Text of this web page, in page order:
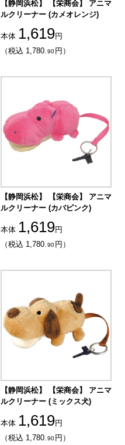
【静岡浜松】 【栄商会】 アニマ
ルクリーナー (カメオレンジ)
本体 1,619円
（税込 1,780.90 円）
【静岡浜松】 【栄商会】 アニマ
ルクリーナー (カバピンク)
本体 1,619円
（税込 1,780.90 円）
【静岡浜松】 【栄商会】 アニマ
ルクリーナー (ミックス犬)
本体 1,619円
（税込 1,780.90 円）